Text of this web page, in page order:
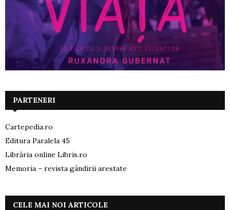
PARTENERI
Cartepedia.ro
Editura Paralela 45
Librăria online Libris.ro
Memoria – revista gândirii arestate
CELE MAI NOI ARTICOLE